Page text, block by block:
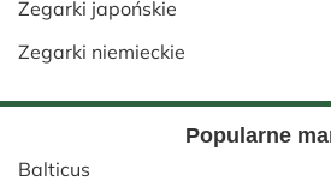
Zegarki japońskie
Zegarki niemieckie
Popularne
Balticus